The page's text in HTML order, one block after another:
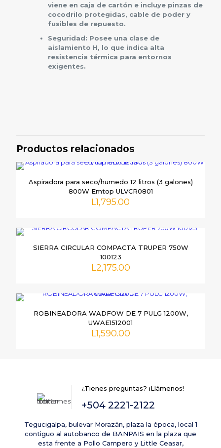
viene en caja de cartón e incluye pinzas de
cocodrilo protegidas, cable de poder y
fusibles de repuesto.
Seguridad: Posee una clase de
aislamiento H, lo que indica alta
resistencia térmica para entornos
exigentes.
“CARGADOR DE BATERIA INGCO
12V-24V, UCB1601”
Tu dirección de correo electrónico no será publicada.
campos obligatorios están marcados con*
Productos relacionados
Aspiradora para seco/humedo 12 litros (3 galones)
800W Emtop ULVCR0801
L1,795.00
SIERRA CIRCULAR COMPACTA TRUPER 750W
100123
L2,175.00
ROBINEADORA WADFOW DE 7 PULG 1200W,
UWAE1512001
L1,590.00
¿Tienes preguntas? ¡Llámenos!
+504 2221-2122
Tegucigalpa, bulevar Morazán, plaza la época, local 1
contiguo al autobanco de BANPAIS en la plaza que
esta frente a Pollo Campero y Little Ceasar,